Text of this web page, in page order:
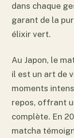
dans chaque
garant de la
élixir vert.
Au Japon, le
il est un art de
moments
repos, offrant
complète. En
matcha